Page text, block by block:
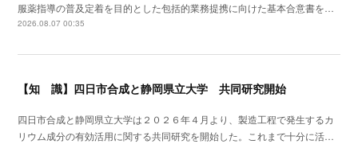
服薬指導の普及定着を目的とした包括的業務提携に向けた基本合意書を…
2026.08.07 00:35
【知 識】四日市合成と静岡県立大学 共同研究開始
四日市合成と静岡県立大学は２０２６年４月より、製造工程で発生するカ
リウム成分の有効活用に関する共同研究を開始した。これまで十分に活…